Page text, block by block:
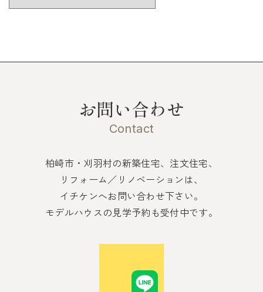
お問い合わせ
Contact
柏崎市・刈羽村の新築住宅、注文住宅、
リフォーム／リノベーションは、
イチケンへお問い合わせ下さい。
モデルハウスの見学予約も受付中です。